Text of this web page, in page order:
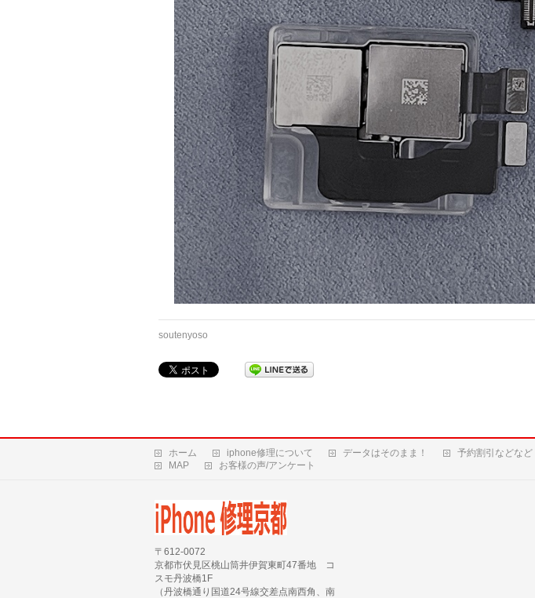
soutenyoso
ホーム iphone修理について データはそのまま！ 予約割引などなど
MAP
お客様の声/アンケート
〒612-0072
京都市伏見区桃山筒井伊賀東町47番地 コ
スモ丹波橋1F
（丹波橋通り国道24号線交差点南西角、南